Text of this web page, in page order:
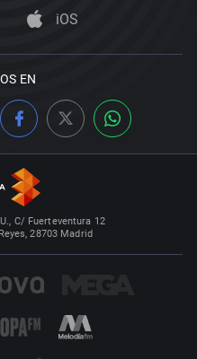
iOS
EN
C/ Fuerteventura 12
28703 Madrid